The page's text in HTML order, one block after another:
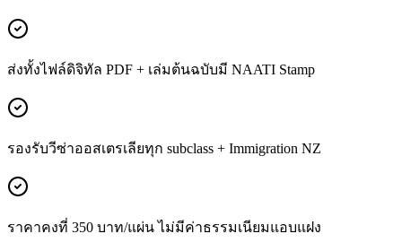
ส่งทั้งไฟล์ดิจิทัล PDF + เล่มต้นฉบับมี NAATI Stamp
รองรับวีซ่าออสเตรเลียทุก subclass + Immigration NZ
ราคาคงที่ 350 บาท/แผ่น ไม่มีค่าธรรมเนียมแอบแฝง